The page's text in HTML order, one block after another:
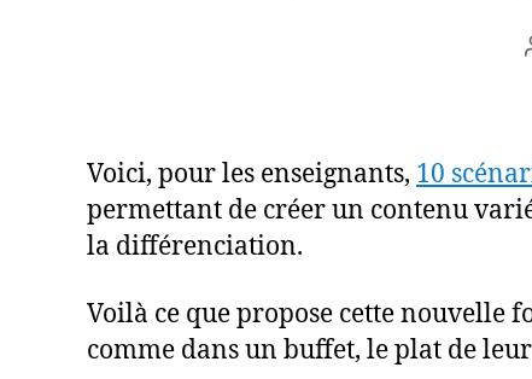
Voici, pour les enseignants, 10
permettant de créer un contenu
la différenciation.
Voilà ce que propose cette nouvelle
comme dans un buffet, le plat de